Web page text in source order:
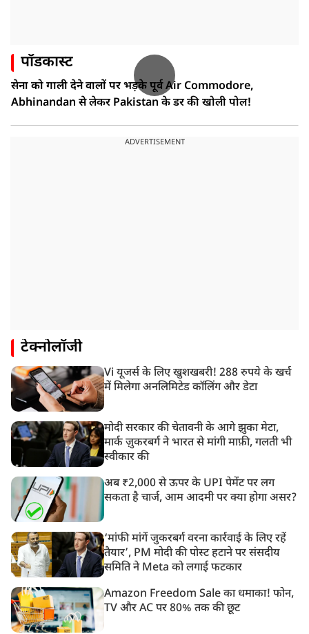
पॉडकास्ट
सेना को गाली देने वालों पर भड़के पूर्व Air Commodore,
Abhinandan से लेकर Pakistan के डर की खोली पोल!
ADVERTISEMENT
टेक्नोलॉजी
Vi यूजर्स के लिए खुशखबरी! 288 रुपये के खर्च
में मिलेगा अनलिमिटेड कॉलिंग और डेटा
मोदी सरकार की चेतावनी के आगे झुका मेटा,
मार्क ज़ुकरबर्ग ने भारत से मांगी माफ़ी, गलती भी
स्वीकार की
अब ₹2,000 से ऊपर के UPI पेमेंट पर लग
सकता है चार्ज, आम आदमी पर क्या होगा असर?
‘मांफी मांगें जुकरबर्ग वरना कार्रवाई के लिए रहें
तैयार’, PM मोदी की पोस्ट हटाने पर संसदीय
समिति ने Meta को लगाई फटकार
Amazon Freedom Sale का धमाका! फोन,
TV और AC पर 80% तक की छूट